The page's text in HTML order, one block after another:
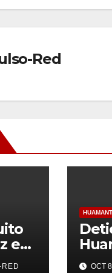
Red
en
OCT